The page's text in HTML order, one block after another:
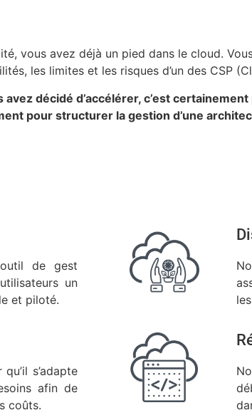
vous avez déjà un pied dans le cloud.
les limites et les risques d’un des CSP
avez décidé d’accélérer, c’est
pour structurer la gestion d’une
de gest
un
et piloté.
s’adapte
afin de
coûts.